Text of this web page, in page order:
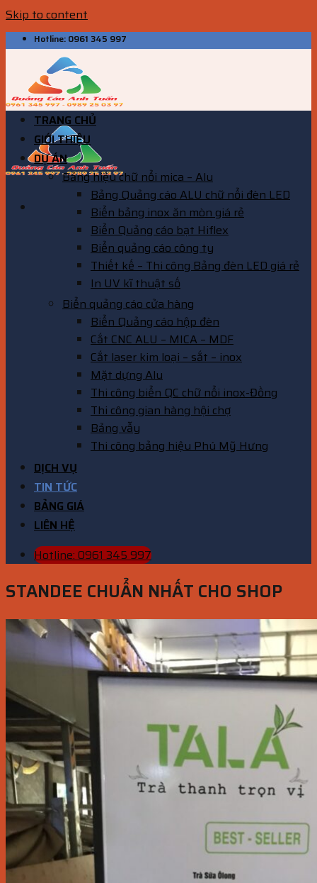
Skip to content
Hotline: 0961 345 997
TRANG CHỦ
GIỚI THIỆU
DỰ ÁN
Bảng hiệu chữ nổi mica – Alu
Bảng Quảng cáo ALU chữ nổi đèn LED
Biển bảng inox ăn mòn giá rẻ
Biển Quảng cáo bạt Hiflex
Biển quảng cáo công ty
Thiết kế – Thi công Bảng đèn LED giá rẻ
In UV kĩ thuật số
Biển quảng cáo cửa hàng
Biển Quảng cáo hộp đèn
Cắt CNC ALU – MICA – MDF
Cắt laser kim loại – sắt – inox
Mặt dựng Alu
Thi công biển QC chữ nổi inox-Đồng
Thi công gian hàng hội chợ
Bảng vẫy
Thi công bảng hiệu Phú Mỹ Hưng
DỊCH VỤ
TIN TỨC
BẢNG GIÁ
LIÊN HỆ
Hotline: 0961 345 997
STANDEE CHUẨN NHẤT CHO SHOP